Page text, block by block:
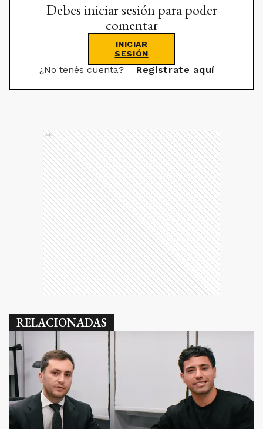
Debes iniciar sesión para poder
comentar
INICIAR
SESIÓN
¿No tenés cuenta? Registrate aquí
Ads
RELACIONADAS